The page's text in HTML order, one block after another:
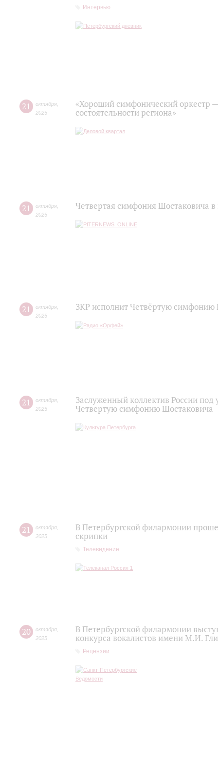
Интервью
21 октября
2025
«Хороший симфонический оркестр
состоятельности региона»
21 октября
2025
Четвертая симфония Шостаковича
21 октября
2025
ЗКР исполнит Четвёртую симфонию
21 октября
2025
Заслуженный коллектив России
Четвертую симфонию Шостаковича
21 октября
2025
В Петербургской филармонии
скрипки
Телевидение
20 октября
2025
В Петербургской филармонии
конкурса вокалистов имени М.И.
Рецензии